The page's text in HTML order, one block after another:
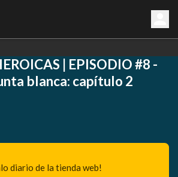
| EPISODIO #8 -
blanca: capítulo 2
diario de la tienda web!